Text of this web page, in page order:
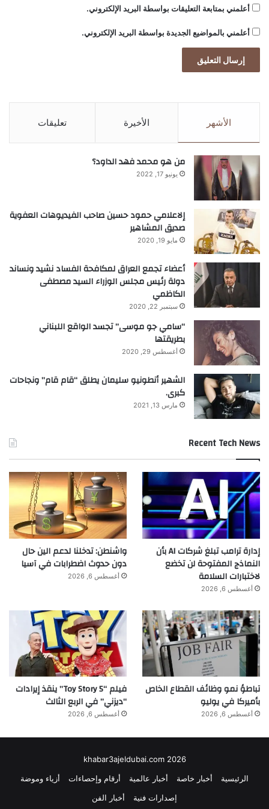
أعلمني بمتابعة التعليقات بواسطة البريد الإلكتروني.
أعلمني بالمواضيع الجديدة بواسطة البريد الإلكتروني.
الأشهر الأخيرة تعليقات
من هو محمد فهد الداود؟
يونيو 17, 2022
إلاعلامي حمود حسين صاحب الفيديوهات العفوية
صديق المشاهير
مايو 19, 2020
أعضاء تجمع العراق لمكافحة الفساد نشيد ونساند
دولة رئيس مجلس الوزراء السيد مصطفى
الكاظمي
سبتمبر 22, 2020
“سامي جو موسى” تجسد الواقع اللبناني
بطريقتها
أغسطس 29, 2020
الشهير أنطونيو سليمان يطلق “قام قام” ونجاحات
كبرى.
مارس 13, 2021
Recent Tech News
إدارة ترامب تبلغ شركات AI بأن
النماذج المفتوحة لن تخضع
لاختبارات السلامة
أغسطس 6, 2026
واشنطن: تدخلنا لدعم الين حال
دون حدوث اضطرابات في آسيا
أغسطس 6, 2026
تباطؤ نمو وظائف القطاع الخاص
بأميركا في يوليو
أغسطس 6, 2026
فيلم “Toy Story 5” ينقذ إيرادات
“ديزني” في الربع الثالث
أغسطس 6, 2026
khabar3ajeldubai.com 2026
الرئيسية
أخبار خاصة أخبار عالمية أرقام وإحصاءات
أزياء وموضة
إصدارات فنية
أخبار الفن